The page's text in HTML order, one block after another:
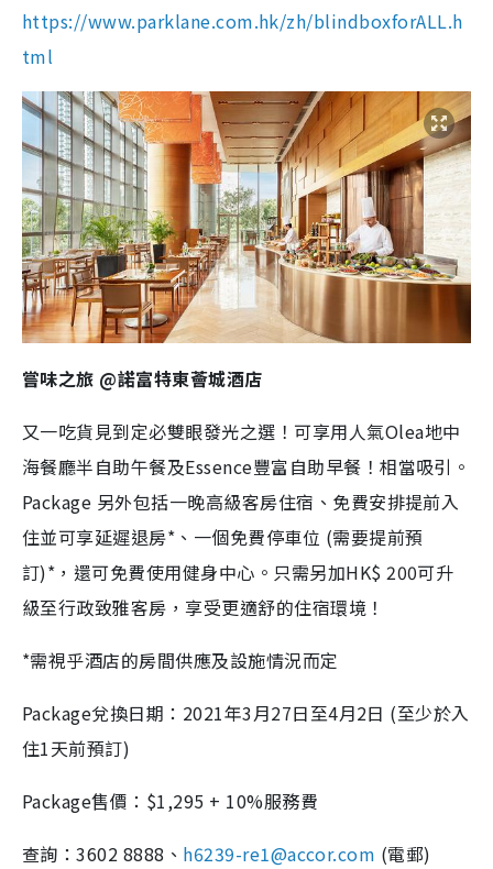
https://www.parklane.com.hk/zh/blindboxforALL.h
tml
嘗味之旅 @諾富特東薈城酒店
又一吃貨見到定必雙眼發光之選！可享用人氣Olea地中
海餐廳半自助午餐及Essence豐富自助早餐！相當吸引。
Package 另外包括一晚高級客房住宿、免費安排提前入
住並可享延遲退房*、一個免費停車位 (需要提前預
訂)*，還可免費使用健身中心。只需另加HK$ 200可升
級至行政致雅客房，享受更適舒的住宿環境！
*需視乎酒店的房間供應及設施情況而定
Package兌換日期：2021年3月27日至4月2日 (至少於入
住1天前預訂)
Package售價：$1,295 + 10%服務費
查詢：3602 8888、 h6239-re1@accor.com (電郵)